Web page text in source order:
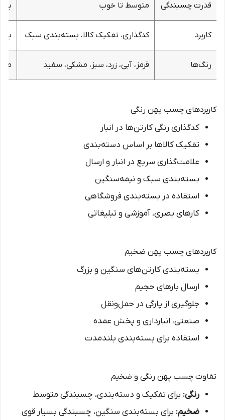
قدرت چسبندگی متوسط تا خوب
کاربرد کدگذاری، تفکیک کالا، بسته‌بندی سبک
رنگ‌ها قرمز، آبی، زرد، سبز، مشکی، سفید
کاربردهای چسب پهن رنگی
کدگذاری رنگی کارتن‌ها در انبار
تفکیک کالاها بر اساس دسته‌بندی
علامت‌گذاری سریع در انبار و ارسال
بسته‌بندی سبک و نیمه‌سنگین
استفاده در بسته‌بندی فروشگاهی
کارهای بصری، آموزشی و تبلیغاتی
کاربردهای چسب پهن ضخیم
بسته‌بندی کارتن‌های سنگین و بزرگ
ارسال بارهای حجیم
جلوگیری از پارگی در حمل‌ونقل
صنعتی، انبارداری و پخش عمده
استفاده برای بسته‌بندی بلندمدت
تفاوت چسب پهن رنگی و ضخیم
رنگی: برای تفکیک و دسته‌بندی، چسبندگی متوسط
ضخیم: برای بسته‌بندی سنگین، چسبندگی بسیار قوی